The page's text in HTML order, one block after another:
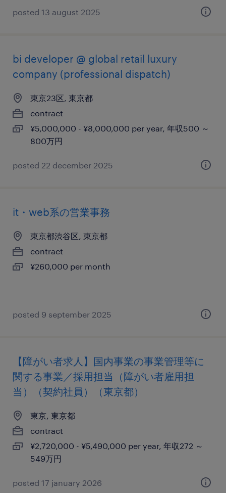
posted 13 august 2025
bi developer @ global retail luxury
company (professional dispatch)
東京23区, 東京都
contract
¥5,000,000 - ¥8,000,000 per year, 年収500 ～
800万円
posted 22 december 2025
it・web系の営業事務
東京都渋谷区, 東京都
contract
¥260,000 per month
posted 9 september 2025
【障がい者求人】国内事業の事業管理等に
関する事業／採用担当（障がい者雇用担
当）（契約社員）（東京都）
東京, 東京都
contract
¥2,720,000 - ¥5,490,000 per year, 年収272 ～
549万円
posted 17 january 2026